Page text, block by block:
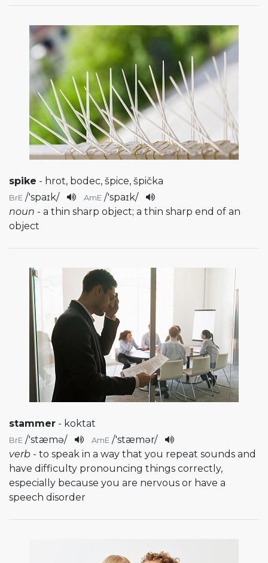
spike - hrot, bodec, špice, špička
BrE /'spaɪk/ AmE /'spaɪk/
noun - a thin sharp object; a thin sharp end of an
object
stammer - koktat
BrE /'stæmə/ AmE /'stæmər/
verb - to speak in a way that you repeat sounds and
have difficulty pronouncing things correctly,
especially because you are nervous or have a
speech disorder